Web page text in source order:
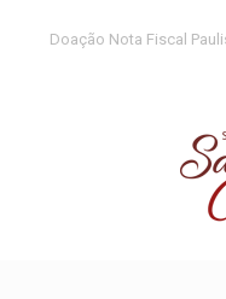
Doação Nota Fiscal